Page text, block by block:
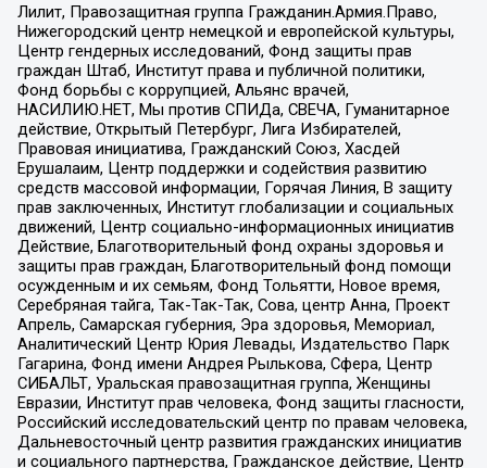
Лилит, Правозащитная группа Гражданин.Армия.Право,
Нижегородский центр немецкой и европейской культуры,
Центр гендерных исследований, Фонд защиты прав
граждан Штаб, Институт права и публичной политики,
Фонд борьбы с коррупцией, Альянс врачей,
НАСИЛИЮ.НЕТ, Мы против СПИДа, СВЕЧА, Гуманитарное
действие, Открытый Петербург, Лига Избирателей,
Правовая инициатива, Гражданский Союз, Хасдей
Ерушалаим, Центр поддержки и содействия развитию
средств массовой информации, Горячая Линия, В защиту
прав заключенных, Институт глобализации и социальных
движений, Центр социально-информационных инициатив
Действие, Благотворительный фонд охраны здоровья и
защиты прав граждан, Благотворительный фонд помощи
осужденным и их семьям, Фонд Тольятти, Новое время,
Серебряная тайга, Так-Так-Так, Сова, центр Анна, Проект
Апрель, Самарская губерния, Эра здоровья, Мемориал,
Аналитический Центр Юрия Левады, Издательство Парк
Гагарина, Фонд имени Андрея Рылькова, Сфера, Центр
СИБАЛЬТ, Уральская правозащитная группа, Женщины
Евразии, Институт прав человека, Фонд защиты гласности,
Российский исследовательский центр по правам человека,
Дальневосточный центр развития гражданских инициатив
и социального партнерства, Гражданское действие, Центр